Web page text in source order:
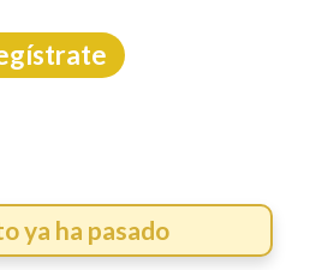
ya ha pasado